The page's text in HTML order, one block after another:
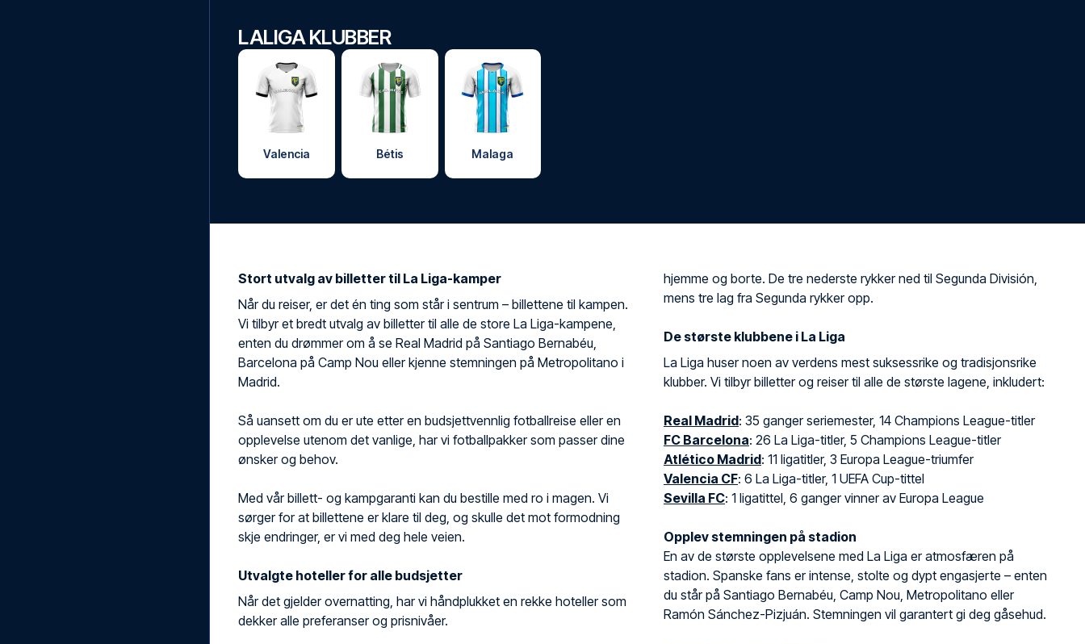
LALIGA KLUBBER
Valencia Bétis Malaga
Stort utvalg av billetter til La Liga-kamper
Når du reiser, er det én ting som står i sentrum – billettene til kampen.
Vi tilbyr et bredt utvalg av billetter til alle de store La Liga-kampene,
enten du drømmer om å se Real Madrid på Santiago Bernabéu,
Barcelona på Camp Nou eller kjenne stemningen på Metropolitano i
Madrid.
Så uansett om du er ute etter en budsjettvennlig fotballreise eller en
opplevelse utenom det vanlige, har vi fotballpakker som passer dine
ønsker og behov.
Med vår billett- og kampgaranti kan du bestille med ro i magen. Vi
sørger for at billettene er klare til deg, og skulle det mot formodning
skje endringer, er vi med deg hele veien.
Utvalgte hoteller for alle budsjetter
Når det gjelder overnatting, har vi håndplukket en rekke hoteller som
dekker alle preferanser og prisnivåer.
hjemme og borte. De tre nederste rykker ned til Segunda División,
mens tre lag fra Segunda rykker opp.
De største klubbene i La Liga
La Liga huser noen av verdens mest suksessrike og tradisjonsrike
klubber. Vi tilbyr billetter og reiser til alle de største lagene, inkludert:
Real Madrid: 35 ganger seriemester, 14 Champions League-titler
FC Barcelona: 26 La Liga-titler, 5 Champions League-titler
Atlético Madrid: 11 ligatitler, 3 Europa League-triumfer
Valencia CF: 6 La Liga-titler, 1 UEFA Cup-tittel
Sevilla FC: 1 ligatittel, 6 ganger vinner av Europa League
Opplev stemningen på stadion
En av de største opplevelsene med La Liga er atmosfæren på
stadion. Spanske fans er intense, stolte og dypt engasjerte – enten
du står på Santiago Bernabéu, Camp Nou, Metropolitano eller
Ramón Sánchez-Pizjuán. Stemningen vil garantert gi deg gåsehud.